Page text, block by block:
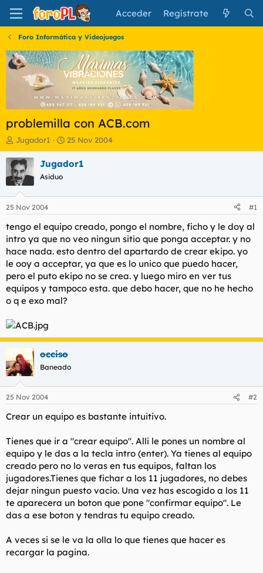
Acceder Regístrate
Foro Informática y Videojuegos
problemilla con ACB.com
I
n
i
c
i
a
d
o
r
d
e
l
t
e
m
a
Jugador1
F
e
c
i
n
c
i
o
25 Nov 2004
Jugador1
Asiduo
25 Nov 2004 #1
tengo el equipo creado, pongo el nombre, ficho y le doy al
intro ya que no veo ningun sitio que ponga acceptar. y no
hace nada. esto dentro del apartardo de crear ekipo. yo
le ooy a acceptar, ya que es lo unico que puedo hacer,
pero el puto ekipo no se crea. y luego miro en ver tus
equipos y tampoco esta. que debo hacer, que no he hecho
o q e exo mal?
occiso
Baneado
25 Nov 2004 #2
Crear un equipo es bastante intuitivo.
Tienes que ir a "crear equipo". Alli le pones un nombre al
equipo y le das a la tecla intro (enter). Ya tienes al equipo
creado pero no lo veras en tus equipos, faltan los
jugadores.Tienes que fichar a los 11 jugadores, no debes
dejar ningun puesto vacio. Una vez has escogido a los 11
te aparecera un boton que pone "confirmar equipo". Le
das a ese boton y tendras tu equipo creado.
A veces si se le va la olla lo que tienes que hacer es
recargar la pagina.